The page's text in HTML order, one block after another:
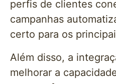
perfis de clientes
campanhas
certo para os
Além disso, a
melhorar a